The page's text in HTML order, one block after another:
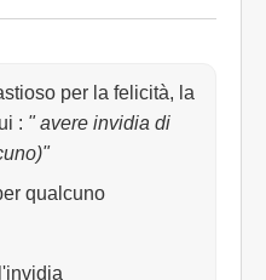
per la felicità, la
: " avere invidia di
qualcuno